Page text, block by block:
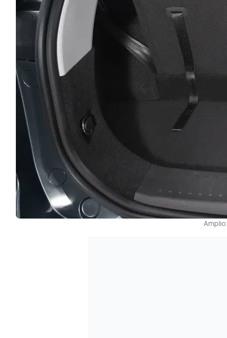
Amplio